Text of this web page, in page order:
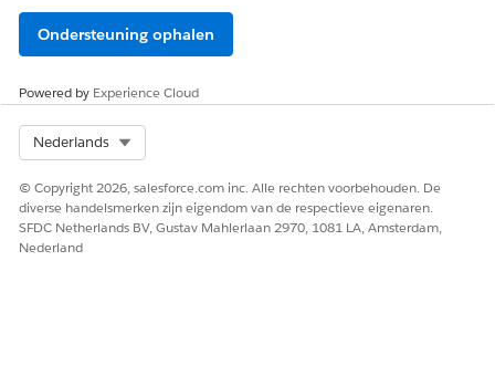
Ondersteuning ophalen
Powered by Experience Cloud
Nederlands
© Copyright 2026, salesforce.com inc. Alle rechten voorbehouden. De
diverse handelsmerken zijn eigendom van de respectieve eigenaren.
SFDC Netherlands BV, Gustav Mahlerlaan 2970, 1081 LA, Amsterdam,
Nederland